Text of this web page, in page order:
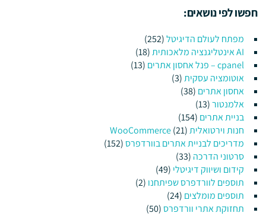
חפשו לפי נושאים:
מפתח לעולם הדיגיטל(252)
AI אינטליגנציה מלאכותית
(18)
cpanel – פנל אחסון אתרים
(13)
אוטומציה עסקית(3)
אחסון אתרים(38)
אלמנטור(13)
בניית אתרים(154)
חנות וירטואלית WooCommerce(21)
מדריכים לבניית אתרים בוורדפרס(152)
סרטוני הדרכה(33)
קידום ושיווק דיגיטלי(49)
תוספים לוורדפרס שפיתחנו(2)
תוספים מומלצים(24)
תחזוקת אתרי וורדפרס(50)